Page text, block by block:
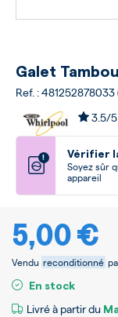
Galet
Ref. : 481252878033
3.5/
! Vérifier
Soyez sûr
appareil
5,00 €
Vendu reconditionné
En stock
Livré à partir du